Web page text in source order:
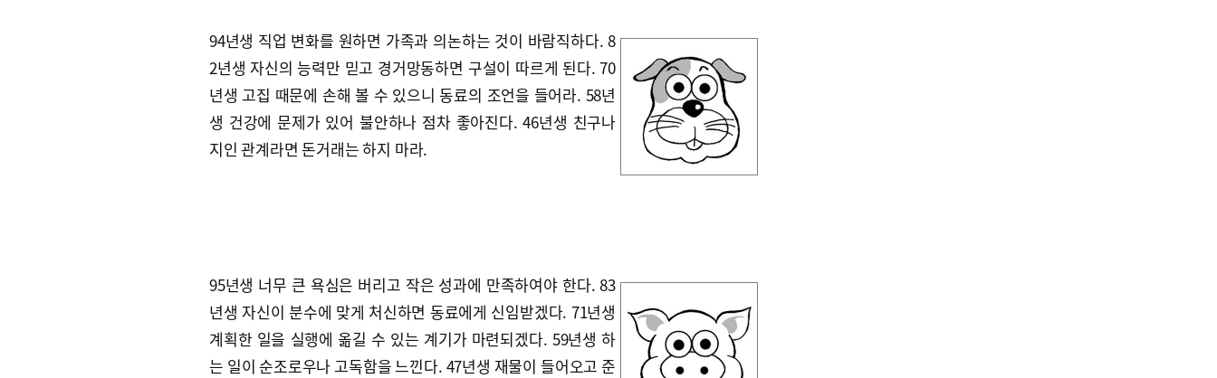
94년생 직업 변화를 원하면 가족과 의논하는 것이 바람직하다. 8
2년생 자신의 능력만 믿고 경거망동하면 구설이 따르게 된다. 70
년생 고집 때문에 손해 볼 수 있으니 동료의 조언을 들어라. 58년
생 건강에 문제가 있어 불안하나 점차 좋아진다. 46년생 친구나
지인 관계라면 돈거래는 하지 마라.
95년생 너무 큰 욕심은 버리고 작은 성과에 만족하여야 한다. 83
년생 자신이 분수에 맞게 처신하면 동료에게 신임받겠다. 71년생
계획한 일을 실행에 옮길 수 있는 계기가 마련되겠다. 59년생 하
는 일이 순조로우나 고독함을 느낀다. 47년생 재물이 들어오고 준